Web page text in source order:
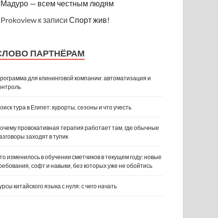
Мадуро — всем честным людям
Prokoview к записиСпорт жив!
ПАРТНЁРАМ
для клининговой компании: автоматизация и
тура в Египет: курорты, сезоны и что учесть
провокативная терапия работает там, где обычные
заходят в тупик
изменилось в обучении сметчиков в текущем году: новые
софт и навыки, без которых уже не обойтись
китайского языка с нуля: с чего начать